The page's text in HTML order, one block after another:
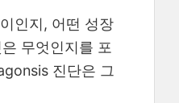
인지, 어떤 성장
무엇인지를 포
진단은 그